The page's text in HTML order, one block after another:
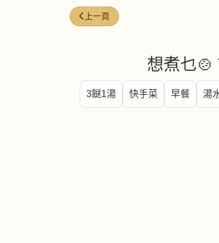
上一篇文章: 青蒸桂花魚
上一頁
想煮乜🍲
3餸1湯 快手菜 早餐 湯